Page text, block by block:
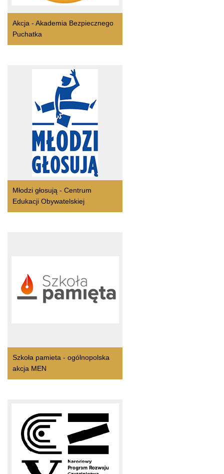
Akcja - Akademia Bezpiecznego
Puchatka
Młodzi głosują - Centrum
Edukacji Obywatelskiej
Szkoła pamieta - ogólnopolska
akcja MEN